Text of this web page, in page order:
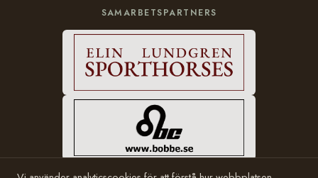
SAMARBETSPARTNERS